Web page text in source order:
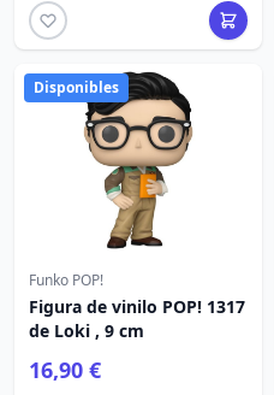
Disponibles
Funko POP!
Figura de vinilo POP! 1317
de Loki , 9 cm
16,90 €